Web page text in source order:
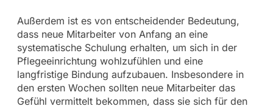
Außerdem ist es von entscheidender Bedeutung,
dass neue Mitarbeiter von Anfang an eine
systematische Schulung erhalten, um sich in der
Pflegeeinrichtung wohlzufühlen und eine
langfristige Bindung aufzubauen. Insbesondere in
den ersten Wochen sollten neue Mitarbeiter das
Gefühl vermittelt bekommen, dass sie sich für den